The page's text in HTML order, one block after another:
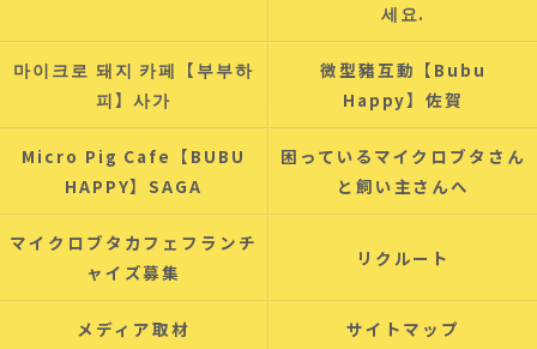
세요.
마이크로 돼지 카페【부부하
피】사가
微型豬互動【Bubu
Happy】佐賀
Micro Pig Cafe【BUBU
HAPPY】SAGA
困っているマイクロブタさん
と飼い主さんへ
マイクロブタカフェフランチ
ャイズ募集
リクルート
メディア取材 サイトマップ